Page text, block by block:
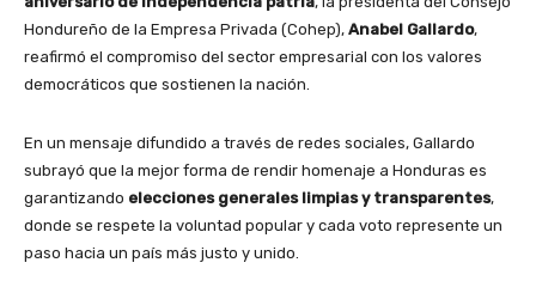
Hondureño de la Empresa Privada (Cohep), Anabel Gallardo,
reafirmó el compromiso del sector empresarial con los valores
democráticos que sostienen la nación.
En un mensaje difundido a través de redes sociales, Gallardo
subrayó que la mejor forma de rendir homenaje a Honduras es
garantizando elecciones generales limpias y transparentes,
donde se respete la voluntad popular y cada voto represente un
paso hacia un país más justo y unido.